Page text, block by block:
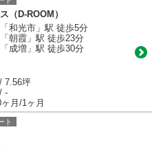
（D-ROOM）
和光市」駅 徒歩5分
朝霞」駅 徒歩23分
成増」駅 徒歩30分
7.56坪
-
月/1ヶ月
ト